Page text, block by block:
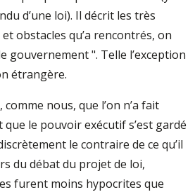
d’une loi). Il décrit les très
obstacles qu’a rencontrés, on
gouvernement ". Telle l’exception
étrangère.
nous, que l’on n’a fait
que le pouvoir exécutif s’est gardé
le contraire de ce qu’il
du débat du projet de loi,
furent moins hypocrites que